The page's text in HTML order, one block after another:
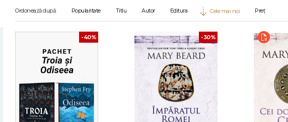
Ordonează după: Popularitate Titlu Autor Editura Cele mai noi Preț
-40% -30%